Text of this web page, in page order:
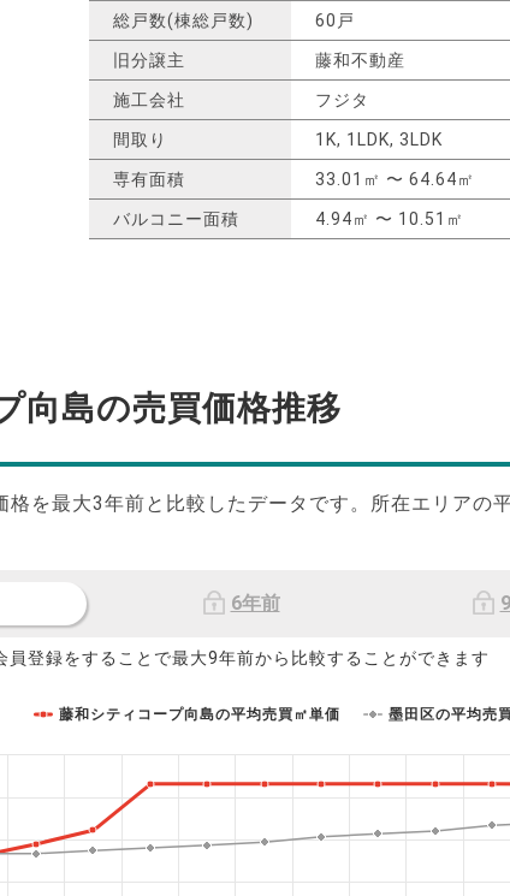
総戸数(棟総戸数) 60戸
旧分譲主 藤和不動産
施工会社 フジタ
間取り 1K, 1LDK, 3LDK
専有面積 33.01㎡ 〜 64.64㎡
バルコニー面積 4.94㎡ 〜 10.51㎡
向島の売買価格推移
格を最大3年前と比較したデータです。所在エリアの
6年前
員登録をすることで最大9年前から比較することができます
藤和シティコープ向島の平均売買㎡単価 墨田区の平均売